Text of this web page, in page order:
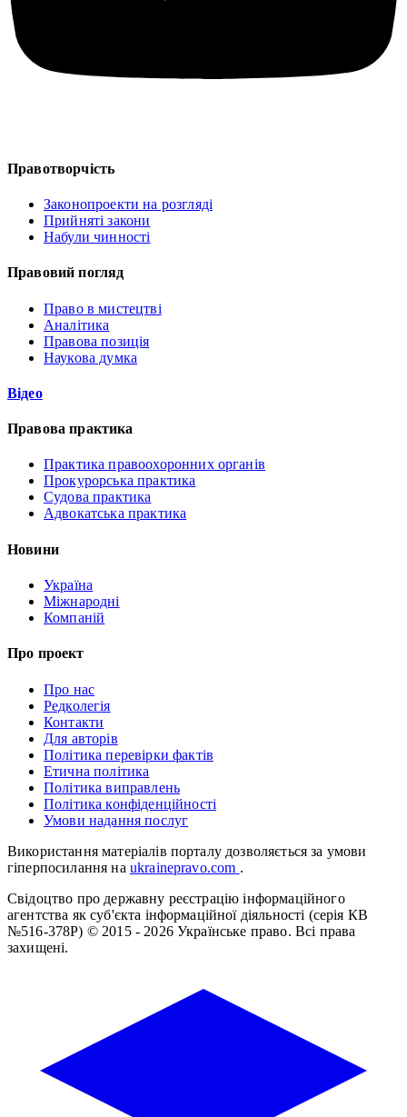
Правотворчість
Законопроекти на розгляді
Прийняті закони
Набули чинності
Правовий погляд
Право в мистецтві
Аналітика
Правова позиція
Наукова думка
Відео
Правова практика
Практика правоохоронних органів
Прокурорська практика
Судова практика
Адвокатська практика
Новини
Україна
Міжнародні
Компаній
Про проект
Про нас
Редколегія
Контакти
Для авторів
Політика перевірки фактів
Етична політика
Політика виправлень
Політика конфіденційності
Умови надання послуг
Використання матеріалів порталу дозволяється за умови
гіперпосилання на ukrainepravo.com .
Свідоцтво про державну реєстрацію інформаційного
агентства як суб'єкта інформаційної діяльності (серія КВ
№516-378Р) © 2015 - 2026 Українське право. Всі права
захищені.